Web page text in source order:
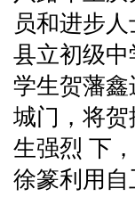
员和进步
县立初级中
学生贺藩
城门，将
生强烈 下
徐篆利用